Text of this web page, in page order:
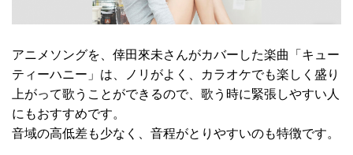
アニメソングを、倖田來未さんがカバーした楽曲「キュー
ティーハニー」は、ノリがよく、カラオケでも楽しく盛り
上がって歌うことができるので、歌う時に緊張しやすい人
にもおすすめです。
音域の高低差も少なく、音程がとりやすいのも特徴です。